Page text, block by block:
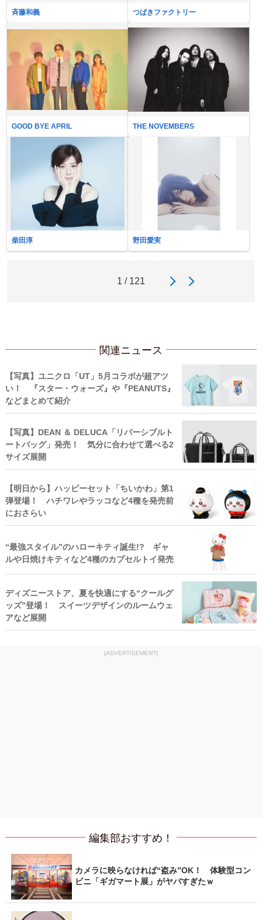
斉藤和義 つばきファクトリー
GOOD BYE APRIL THE NOVEMBERS
柴田淳 野田愛実
1 / 121
関連ニュース
【写真】ユニクロ「UT」5月コラボが超アツ
い！ 『スター・ウォーズ』や『PEANUTS』
などまとめて紹介
【写真】DEAN ＆ DELUCA「リバーシブルト
ートバッグ」発売！ 気分に合わせて選べる2
サイズ展開
【明日から】ハッピーセット「ちいかわ」第1
弾登場！ ハチワレやラッコなど4種を発売前
におさらい
“最強スタイル”のハローキティ誕生!? ギャ
ルや日焼けキティなど4種のカプセルトイ発売
ディズニーストア、夏を快適にする“クールグ
ッズ”登場！ スイーツデザインのルームウェ
アなど展開
[ADVERTISEMENT]
編集部おすすめ！
カメラに映らなければ“盗み”OK！ 体験型コン
ビニ「ギガマート展」がヤバすぎたｗ